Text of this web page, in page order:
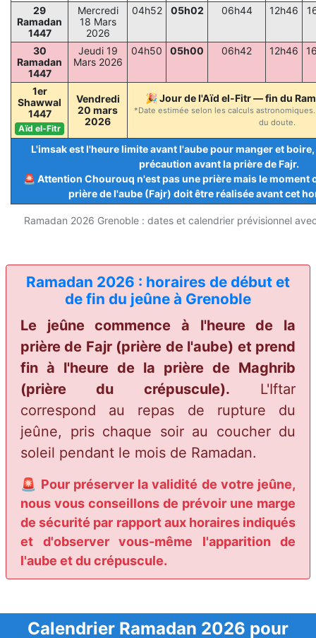
Ramadan 2026 Grenoble : dates et calendrier prévisionnel
29
Ramadan
1447
Mercredi
18 Mars
2026
04h52 05h02 06h44 12h46
30
Ramadan
1447
Jeudi 19
Mars 2026
04h50 05h00 06h42 12h46
1er
Shawwal
1447
Aïd el-Fitr
Vendredi
20 mars
2026
🎉 Jour de l'Aïd el-Fitr — fin du
*Date estimée selon les calculs
du doute.
L'imsak est l'heure limite avant l'aube pour manger et
précaution avant la prière de Fajr.
🚨 Attention Chourouq n'est pas une prière mais le moment
prière de l'aube (Fajr) doit être réalisée avant cet
Ramadan 2026 : horaires de début et
de fin du jeûne à Grenoble
Le jeûne commence à l'heure de la
prière de Fajr (prière de l'aube) et prend
fin à l'heure de la prière de Maghrib
(prière du crépuscule). L'Iftar
correspond au repas de rupture du
jeûne, pris chaque soir au coucher du
soleil pendant le mois de Ramadan.
🚨 Pour préserver la validité de votre jeûne,
nous vous conseillons de prévoir une marge
de sécurité par rapport aux horaires indiqués
et d'observer vous-même l'apparition de
l'aube et du crépuscule.
Calendrier Ramadan 2026 pour